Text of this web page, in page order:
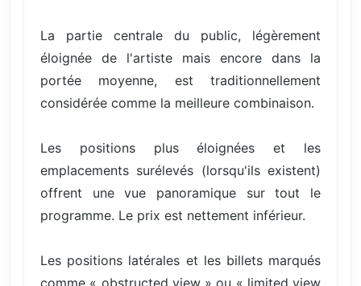
La partie centrale du public, légèrement
éloignée de l'artiste mais encore dans la
portée moyenne, est traditionnellement
considérée comme la meilleure combinaison.
Les positions plus éloignées et les
emplacements surélevés (lorsqu'ils existent)
offrent une vue panoramique sur tout le
programme. Le prix est nettement inférieur.
Les positions latérales et les billets marqués
comme « obstructed view » ou « limited view